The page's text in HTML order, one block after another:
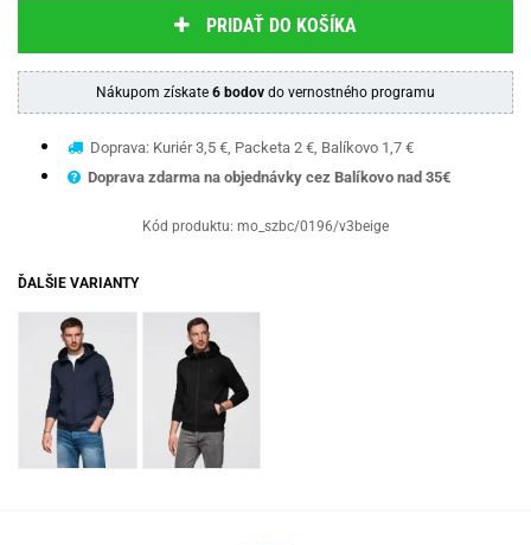
PRIDAŤ DO KOŠÍKA
Nákupom získate 6 bodov do vernostného programu
Doprava: Kuriér 3,5 €, Packeta 2 €, Balíkovo 1,7 €
Doprava zdarma na objednávky cez Balíkovo nad 35€
Kód produktu: mo_szbc/0196/v3beige
ĎALŠIE VARIANTY